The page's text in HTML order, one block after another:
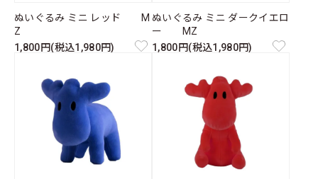
ぬいぐるみ ミニ レッド M
Z
1,800円(税込1,980円)
ぬいぐるみ ミニ ダークイエロ
ー MZ
1,800円(税込1,980円)